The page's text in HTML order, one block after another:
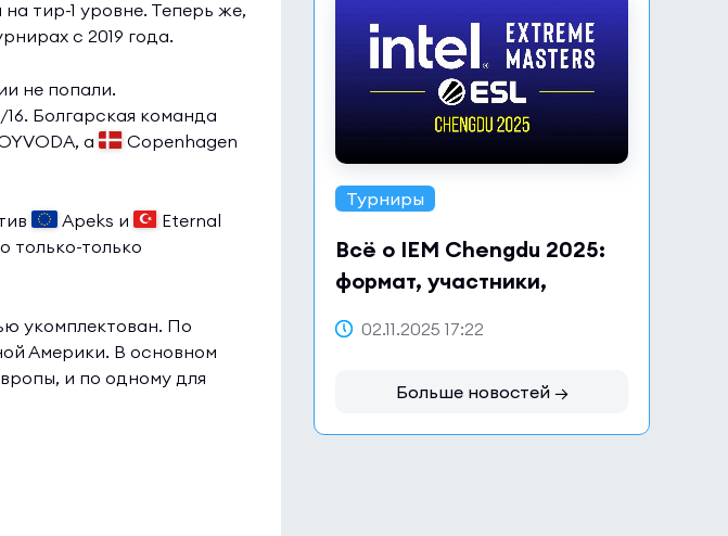
тир-1 уровне. Теперь же,
с 2019 года.
не попали.
Болгарская команда
а
Copenhagen
Apeks и
Eternal
только-только
укомплектован. По
Америки. В основном
и по одному для
Турниры
Всё о IEM Chengdu 2025:
формат, участники,
фонд
02.11.2025 17:22
Больше новостей →